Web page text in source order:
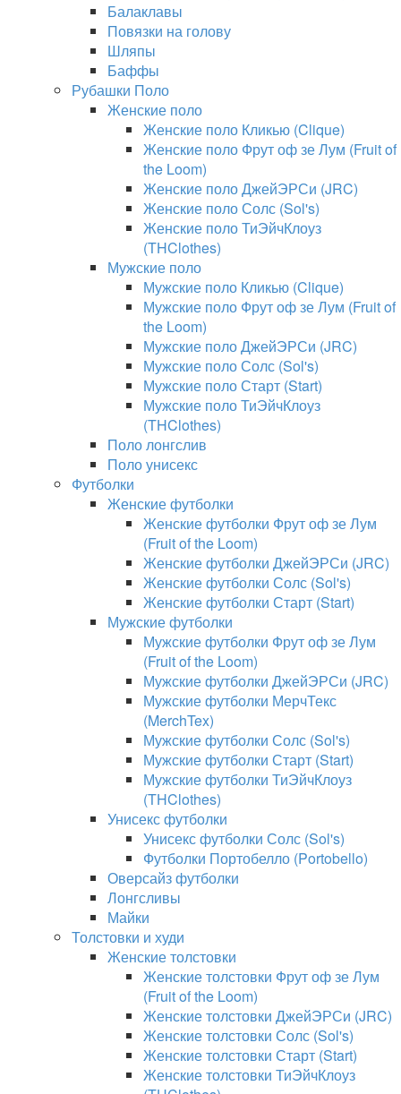
Балаклавы
Повязки на голову
Шляпы
Баффы
Рубашки Поло
Женские поло
Женские поло Кликью (Clique)
Женские поло Фрут оф зе Лум (Fruit of
the Loom)
Женские поло ДжейЭРСи (JRC)
Женские поло Солс (Sol's)
Женские поло ТиЭйчКлоуз
(THClothes)
Мужские поло
Мужские поло Кликью (Clique)
Мужские поло Фрут оф зе Лум (Fruit of
the Loom)
Мужские поло ДжейЭРСи (JRC)
Мужские поло Солс (Sol's)
Мужские поло Старт (Start)
Мужские поло ТиЭйчКлоуз
(THClothes)
Поло лонгслив
Поло унисекс
Футболки
Женские футболки
Женские футболки Фрут оф зе Лум
(Fruit of the Loom)
Женские футболки ДжейЭРСи (JRC)
Женские футболки Солс (Sol's)
Женские футболки Старт (Start)
Мужские футболки
Мужские футболки Фрут оф зе Лум
(Fruit of the Loom)
Мужские футболки ДжейЭРСи (JRC)
Мужские футболки МерчТекс
(MerchTex)
Мужские футболки Солс (Sol's)
Мужские футболки Старт (Start)
Мужские футболки ТиЭйчКлоуз
(THClothes)
Унисекс футболки
Унисекс футболки Солс (Sol's)
Футболки Портобелло (Portobello)
Оверсайз футболки
Лонгсливы
Майки
Толстовки и худи
Женские толстовки
Женские толстовки Фрут оф зе Лум
(Fruit of the Loom)
Женские толстовки ДжейЭРСи (JRC)
Женские толстовки Солс (Sol's)
Женские толстовки Старт (Start)
Женские толстовки ТиЭйчКлоуз